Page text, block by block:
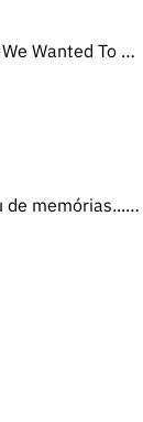
To Be] lyrics
lyrics